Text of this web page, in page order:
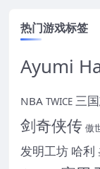
热门游戏标签
Ayumi
NBA TWICE 三
剑奇侠传 傲
发明工坊 哈利